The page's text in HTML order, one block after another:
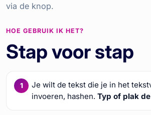
via de knop.
HOE GEBRUIK IK HET?
Stap voor stap
Je wilt de tekst die je in het
invoeren, hashen. Typ of plak